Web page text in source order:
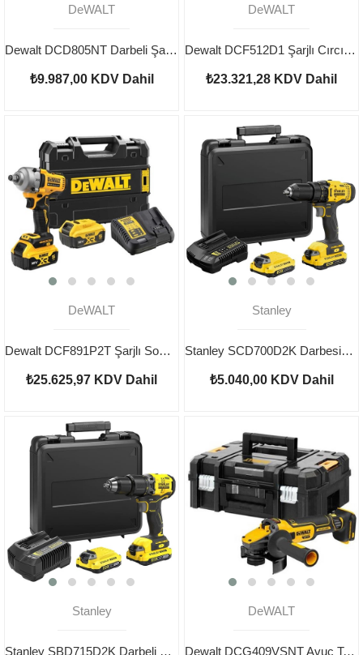
DeWALT
Dewalt DCD805NT Darbeli Şarjlı Matkap Aküsüz
₺9.987,00 KDV Dahil
DeWALT
Dewalt DCF512D1 Şarjlı Cırcırlı Somun Sıkma 1/2"
₺23.321,28 KDV Dahil
DeWALT
Dewalt DCF891P2T Şarjlı Somun Sıkma 1/2"
₺25.625,97 KDV Dahil
Stanley
Stanley SCD700D2K Darbesiz Şarjlı Matkap
₺5.040,00 KDV Dahil
Stanley
Stanley SBD715D2K Darbeli Şarjlı Matkap
DeWALT
Dewalt DCG409VSNT Avuç Taşlama Aküsüz